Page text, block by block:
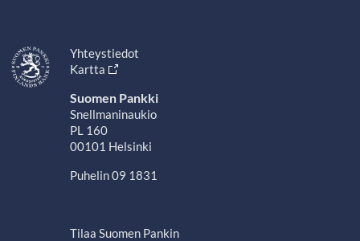
Yhteystiedot
Kartta
Suomen Pankki
Snellmaninaukio
PL 160
00101 Helsinki
Puhelin 09 1831
Tilaa Suomen Pankin